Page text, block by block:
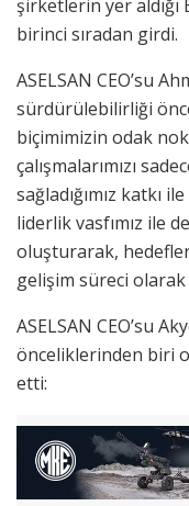
şirketlerin yer
birinci sıradan girdi.
ASELSAN CEO’su
sürdürülebilirliği
biçimimizin odak
çalışmalarımızı
sağladığımız katkı
liderlik vasfımız ile
oluşturarak,
gelişim süreci
ASELSAN CEO’su
önceliklerinden biri
etti: